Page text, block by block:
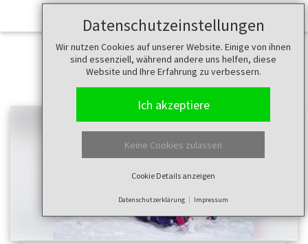
Datenschutzeinstellungen
Wir nutzen Cookies auf unserer Website. Einige von ihnen
sind essenziell, während andere uns helfen, diese
Website und Ihre Erfahrung zu verbessern.
Ich akzeptiere
Keine Cookies zulassen
Cookie Details anzeigen
Datenschutzerklärung Impressum